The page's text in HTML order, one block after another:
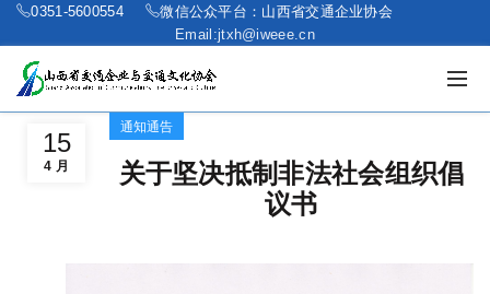
0351-5600554
微信公众平台：山西省交通企业协会
Email:jtxh@iweee.cn
15
4 月
通知通告
关于坚决抵制非法社会组织倡
议书